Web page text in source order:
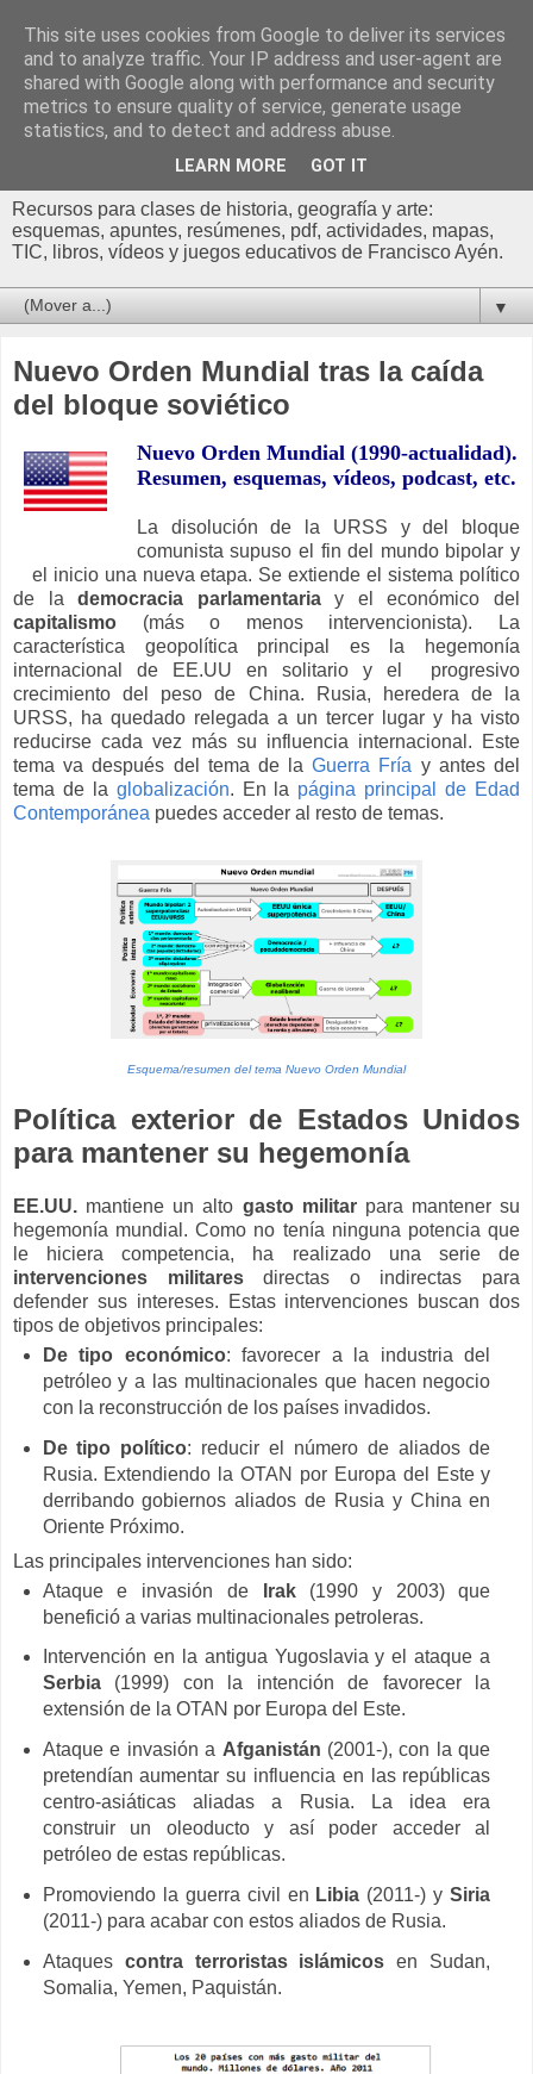
Profesor Francisco |
Recursos de Geografía,
Historia y Arte
Recursos para clases de historia, geografía y arte:
esquemas, apuntes, resúmenes, pdf, actividades, mapas,
TIC, libros, vídeos y juegos educativos de Francisco Ayén.
▼
Nuevo Orden Mundial tras la caída
del bloque soviético
Nuevo Orden Mundial (1990-actualidad).
Resumen, esquemas, vídeos, podcast, etc.
La disolución de la URSS y del bloque
comunista supuso el fin del mundo bipolar y
el inicio una nueva etapa. Se extiende el sistema político
de lademocracia parlamentariay el económico del
capitalismo (más o menos intervencionista). La
característica geopolítica principal es la hegemonía
internacional de EE.UU en solitario y el progresivo
crecimiento del peso de China. Rusia, heredera de la
URSS, ha quedado relegada a un tercer lugar y ha visto
reducirse cada vez más su influencia internacional. Este
tema va después del tema de laGuerra Fría y antes del
tema de la globalización. En la página principal de Edad
Contemporánea puedes acceder al resto de temas.
Esquema/resumen del tema Nuevo Orden Mundial
Política exterior de Estados Unidos
para mantener su hegemonía
EE.UU. mantiene un alto gasto militarpara mantener su
hegemonía mundial. Como no tenía ninguna potencia que
le hiciera competencia, ha realizado una serie de
intervenciones militaresdirectas o indirectas para
defender sus intereses. Estas intervenciones buscan dos
tipos de objetivos principales:
De tipo económico: favorecer a la industria del
petróleo y a las multinacionales que hacen negocio
con la reconstrucción de los países invadidos.
De tipo político: reducir el número de aliados de
Rusia. Extendiendo la OTAN por Europa del Este y
derribando gobiernos aliados de Rusia y China en
Oriente Próximo.
Las principales intervenciones han sido:
Ataque e invasión de
Irak (1990 y 2003) que
benefició a varias multinacionales petroleras.
Intervención en la antigua Yugoslavia y el ataque a
Serbia (1999) con la intención de favorecer la
extensión de la OTAN por Europa del Este.
Ataque e invasión a Afganistán (2001-), con la que
pretendían aumentar su influencia en las repúblicas
centro-asiáticas aliadas a Rusia. La idea era
construir un oleoducto y así poder acceder al
petróleo de estas repúblicas.
Promoviendo la guerra civil en Libia (2011-) ySiria
(2011-) para acabar con estos aliados de Rusia.
Ataques contra terroristas islámicosen Sudan,
Somalia, Yemen, Paquistán.
This site uses cookies from Google to deliver its services
and to analyze traffic. Your IP address and user-agent are
shared with Google along with performance and security
metrics to ensure quality of service, generate usage
statistics, and to detect and address abuse.
LEARN MORE GOT IT